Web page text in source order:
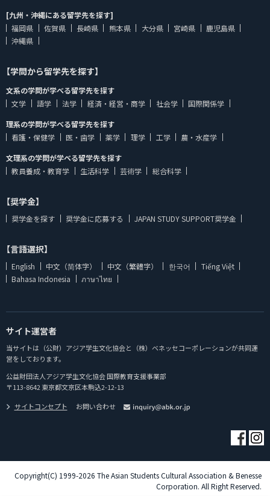
[九州・沖縄にある留学先を探す]
福岡県
佐賀県 長崎県 熊本県 大分県 宮崎県
鹿児島県
沖縄県
【学問から留学先を探す】
文系の学問が学べる留学先を探す
文学
語学 法学 経済・経営・商学 社会学
国際関係学
理系の学問が学べる留学先を探す
看護・保健学
医・歯学 薬学 理学 工学
農・水産学
文理系の学問が学べる留学先を探す
教員養成・教育学
生活科学 芸術学 総合科学
【奨学金】
奨学金を探す 奨学金に応募する JAPAN STUDY SUPPORT奨学金
【言語選択】
English 中文（简体字） 中文（繁體字） 한국어
Tiếng Việt
Bahasa Indonesia
ภาษาไทย
サイト運営者
当サイトは（公財）アジア学生文化協会と（株）ベネッセコーポレーションが共同運
営をしております。
公益財団法人アジア学生文化協会 国際教育支援事業部
〒113-8642 東京都文京区本駒込2-12-13
サイトコンセプト
お問い合わせ
Copyright(C) 1999-2026 The Asian Students Cultural Association & Benesse
Corporation. All Right Reserved.